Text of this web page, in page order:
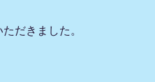
だきました。